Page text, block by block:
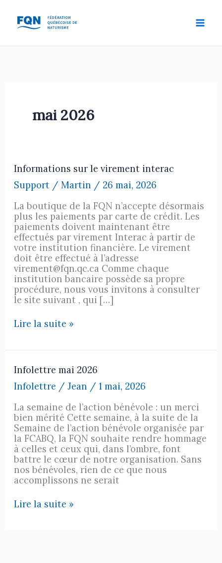
contenu
mai 2026
Informations sur le virement interac
Support /Martin / 26 mai, 2026
La boutique de la FQN n’accepte désormais
plus les paiements par carte de crédit. Les
paiements doivent maintenant être
effectués par virement Interac à partir de
votre institution financière. Le virement
doit être effectué à l’adresse
virement@fqn.qc.ca Comme chaque
institution bancaire possède sa propre
procédure, nous vous invitons à consulter
le site suivant , qui […]
Informations
interac
Lire la suite »
Infolettre mai 2026
Infolettre /Jean /1 mai, 2026
La semaine de l’action bénévole : un merci
bien mérité Cette semaine, à la suite de la
Semaine de l’action bénévole organisée par
la FCABQ, la FQN souhaite rendre hommage
à celles et ceux qui, dans l’ombre, font
battre le cœur de notre organisation. Sans
nos bénévoles, rien de ce que nous
accomplissons ne serait
Infolettre
Lire la suite »